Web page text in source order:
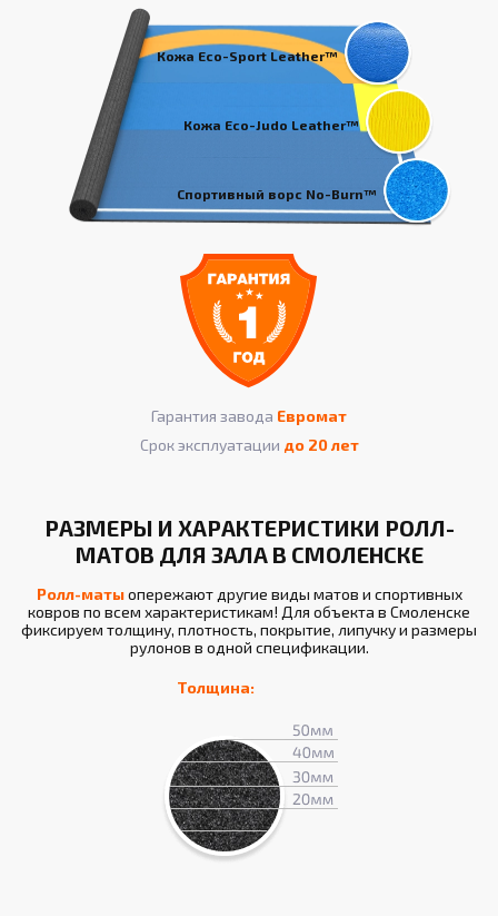
Кожа Eco-Sport Leather™
Кожа Eco-Judo Leather™
Спортивный ворс No-Burn™
Гарантия завода Евромат
Срок эксплуатации до 20 лет
РАЗМЕРЫ И ХАРАКТЕРИСТИКИ РОЛЛ-
МАТОВ ДЛЯ ЗАЛА В СМОЛЕНСКЕ
Ролл-матыопережают другие виды матов и спортивных
ковров по всем характеристикам! Для объекта в Смоленске
фиксируем толщину, плотность, покрытие, липучку и размеры
рулонов в одной спецификации.
Толщина: